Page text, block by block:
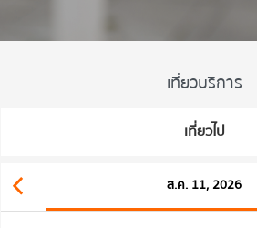
เที่ยวบริการ
เที่ยวไป
ส.ค. 11, 2026